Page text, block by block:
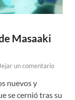
Masaaki
un comentario
nuevos y
se cernió tras su